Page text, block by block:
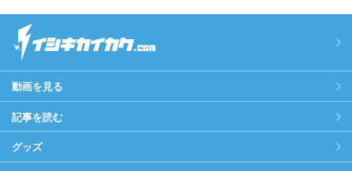
動画を見る
記事を読む
グッズ